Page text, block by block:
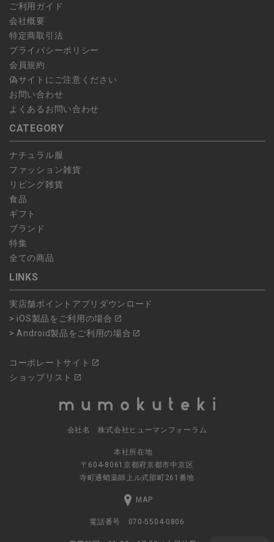
かじめご了承ください。
ご利用ガイド
会社概要
特定商取引法
プライバシーポリシー
会員規約
偽サイトにご注意ください
お問い合わせ
よくあるお問い合わせ
CATEGORY
ナチュラル服
ファッション雑貨
リビング雑貨
食品
ギフト
ブランド
特集
全ての商品
LINKS
実店舗ポイントアプリダウンロード
> iOS製品をご利用の場合
> Android製品をご利用の場合
コーポレートサイト
ショップリスト
会社名 株式会社ヒューマンフォーラム
本社所在地
〒604-8061京都府京都市中京区
寺町通蛸薬師上ル式部町261番地
MAP
電話番号 070-5504-0806